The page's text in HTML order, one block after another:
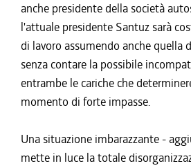
anche presidente della società
l'attuale presidente Santuz sarà
di lavoro assumendo anche quella
senza contare la possibile
entrambe le cariche che
momento di forte impasse.
Una situazione imbarazzante -
mette in luce la totale